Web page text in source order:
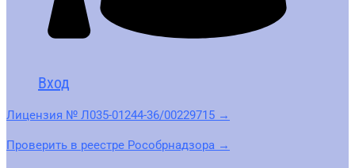
Вход
Лицензия № Л035-01244-36/00229715 →
Проверить в реестре Рособрнадзора →